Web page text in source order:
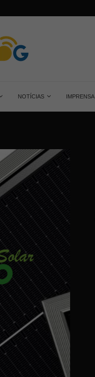
NOTÍCIAS IMPRENSA